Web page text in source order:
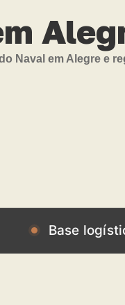
Naval em Alegre e
Base logística em